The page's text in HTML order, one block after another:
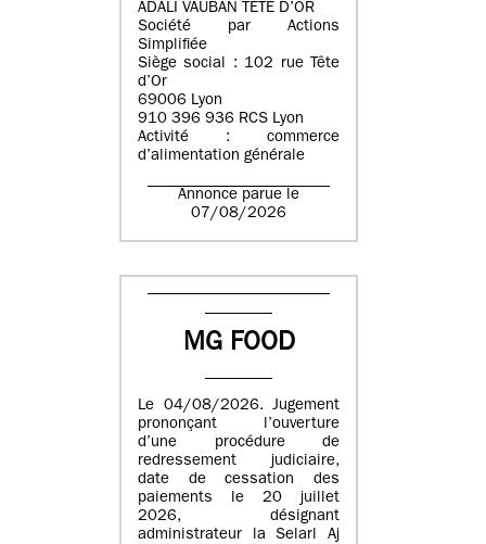
ADALI VAUBAN TETE D’OR
Société par Actions
Simplifiée
Siège social : 102 rue Tête
d’Or
69006 Lyon
910 396 936 RCS Lyon
Activité : commerce
d’alimentation générale
Annonce parue le
07/08/2026
MG FOOD
Le 04/08/2026. Jugement
prononçant l’ouverture
d’une procédure de
redressement judiciaire,
date de cessation des
paiements le 20 juillet
2026, désignant
administrateur la Selarl Aj